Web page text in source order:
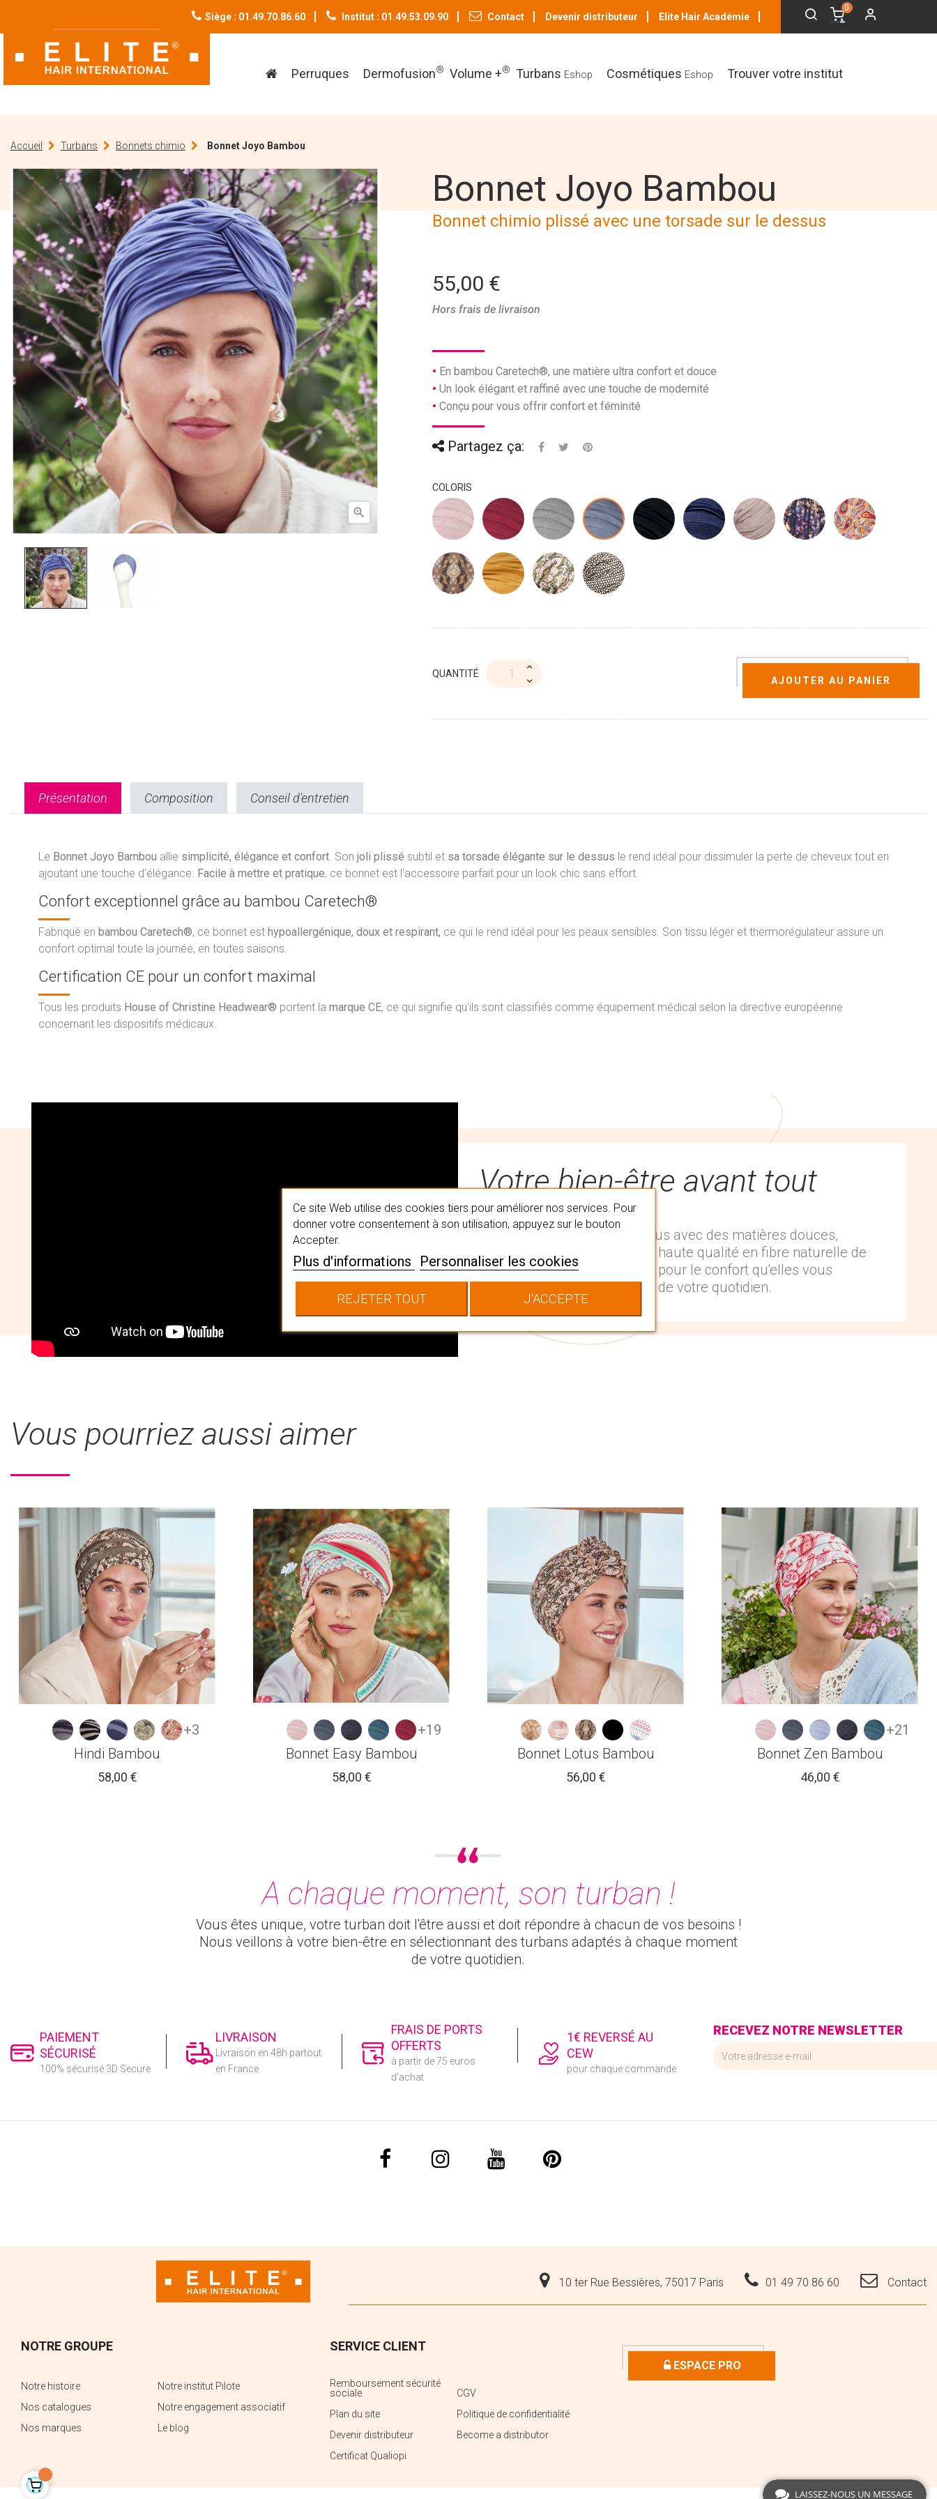
Siège : 01.49.70.86.60 Institut : 01.49.53.09.90 Contact Devenir distributeur Elite Hair Académie
0
Perruques Dermofusion® Volume +® Turbans Eshop Cosmétiques Eshop Trouver votre institut
Accueil Turbans Bonnets chimio Bonnet Joyo Bambou

Bonnet Joyo Bambou
Bonnet chimio plissé avec une torsade sur le dessus
55,00 €
Hors frais de livraison
En bambou Caretech®, une matière ultra confort et douce
Un look élégant et raffiné avec une touche de modernité
Conçu pour vous offrir confort et féminité
Partagez ça:
COLORIS
QUANTITÉ
AJOUTER AU PANIER
Présentation Composition Conseil d'entretien
Le Bonnet Joyo Bambou allie simplicité, élégance et confort. Son joli plissé subtil et sa torsade élégante sur le dessus le rend idéal pour dissimuler la perte de cheveux tout en
ajoutant une touche d'élégance. Facile à mettre et pratique, ce bonnet est l'accessoire parfait pour un look chic sans effort.
Confort exceptionnel grâce au bambou Caretech®
Fabriqué en bambou Caretech®, ce bonnet est hypoallergénique, doux et respirant, ce qui le rend idéal pour les peaux sensibles. Son tissu léger et thermorégulateur assure un
confort optimal toute la journée, en toutes saisons.
Certification CE pour un confort maximal
Tous les produits House of Christine Headwear® portent la marque CE, ce qui signifie qu'ils sont classifiés comme équipement médical selon la directive européenne
concernant les dispositifs médicaux.
Votre bien-être avant tout
Découvrez nos turbans conçus avec des matières douces,
confortables et féminines de haute qualité en fibre naturelle de
bambou, lin, coton... choisies pour le confort qu'elles vous
apportent à chaque moment de votre quotidien.
Vous pourriez aussi aimer
+3
Hindi Bambou
58,00 €
+19
Bonnet Easy Bambou
58,00 €
Bonnet Lotus Bambou
56,00 €
+21
Bonnet Zen Bambou
46,00 €
A chaque moment, son turban !
Vous êtes unique, votre turban doit l'être aussi et doit répondre à chacun de vos besoins !
Nous veillons à votre bien-être en sélectionnant des turbans adaptés à chaque moment
de votre quotidien.
PAIEMENT
SÉCURISÉ
100% sécurisé 3D Secure
LIVRAISON
Livraison en 48h partout
en France
FRAIS DE PORTS
OFFERTS
à partir de 75 euros
d’achat
1€ REVERSÉ AU
CEW
pour chaque commande
RECEVEZ NOTRE NEWSLETTER
Ce site Web utilise des cookies tiers pour améliorer nos services. Pour
donner votre consentement à son utilisation, appuyez sur le bouton
Accepter.
Plus d'informations Personnaliser les cookies
REJETER TOUT J'ACCEPTE
10 ter Rue Bessières, 75017 Paris 01 49 70 86 60 Contact
NOTRE GROUPE
Notre histoire
Notre institut Pilote
Nos catalogues
Notre engagement associatif
Nos marques
Le blog
SERVICE CLIENT
Remboursement sécurité
sociale
CGV
Plan du site
Politique de confidentialité
Devenir distributeur
Become a distributor
Certificat Qualiopi
ESPACE PRO
LAISSEZ-NOUS UN MESSAGE